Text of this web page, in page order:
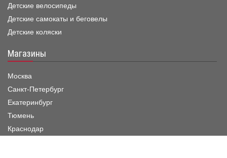
Детские велосипеды
Детские самокаты и беговелы
Детские коляски
Магазины
Москва
Санкт-Петербург
Екатеринбург
Тюмень
Краснодар